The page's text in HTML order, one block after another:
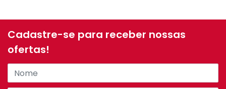
Cadastre-se para receber nossas
ofertas!